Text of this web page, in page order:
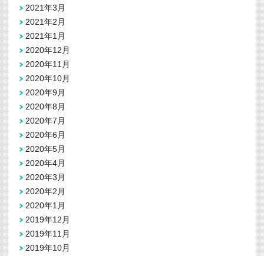
2021年3月
2021年2月
2021年1月
2020年12月
2020年11月
2020年10月
2020年9月
2020年8月
2020年7月
2020年6月
2020年5月
2020年4月
2020年3月
2020年2月
2020年1月
2019年12月
2019年11月
2019年10月